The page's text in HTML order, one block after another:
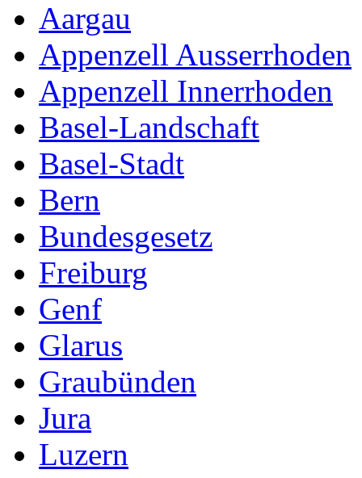
Aargau
Appenzell Ausserrhoden
Appenzell Innerrhoden
Basel-Landschaft
Basel-Stadt
Bern
Bundesgesetz
Freiburg
Genf
Glarus
Graubünden
Jura
Luzern